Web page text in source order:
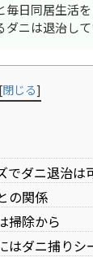
日同居生活
ダニは退治し
[閉じる]
でダニ退治は
の関係
掃除から
はダニ捕りシ